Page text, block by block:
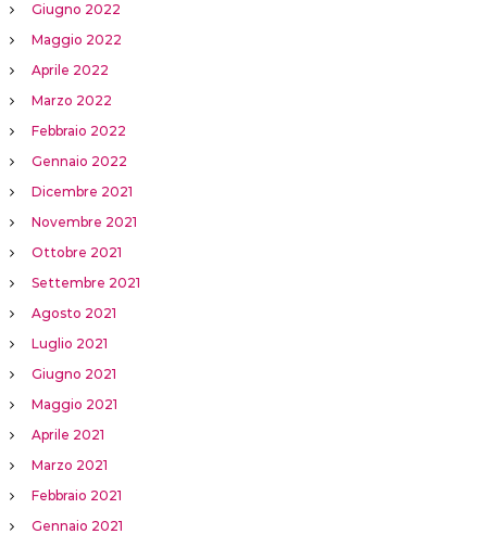
Giugno 2022
Maggio 2022
Aprile 2022
Marzo 2022
Febbraio 2022
Gennaio 2022
Dicembre 2021
Novembre 2021
Ottobre 2021
Settembre 2021
Agosto 2021
Luglio 2021
Giugno 2021
Maggio 2021
Aprile 2021
Marzo 2021
Febbraio 2021
Gennaio 2021